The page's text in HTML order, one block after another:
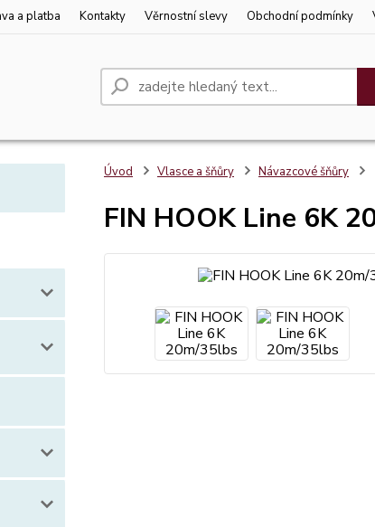
a platba Kontakty Věrnostní slevy Obchodní podmínky
Úvod Vlasce a šňůry Návazcové šňůry
FIN HOOK Line 6K